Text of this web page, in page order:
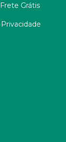
Grátis